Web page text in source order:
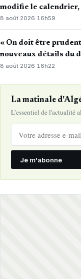
modifie le calendrier,
8 août 2026·16h59
« On doit être
nouveaux détails du
8 août 2026· 16h22
La matinale
L'essentiel de l'actualité
Je m'abonne